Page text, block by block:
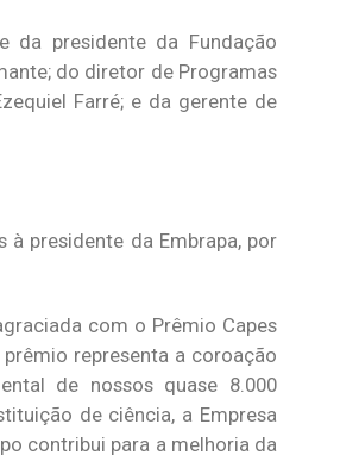
da presidente da Fundação
do diretor de Programas
Farré; e da gerente de
presidente da Embrapa, por
com o Prêmio Capes
representa a coroação
de nossos quase 8.000
de ciência, a Empresa
contribui para a melhoria da